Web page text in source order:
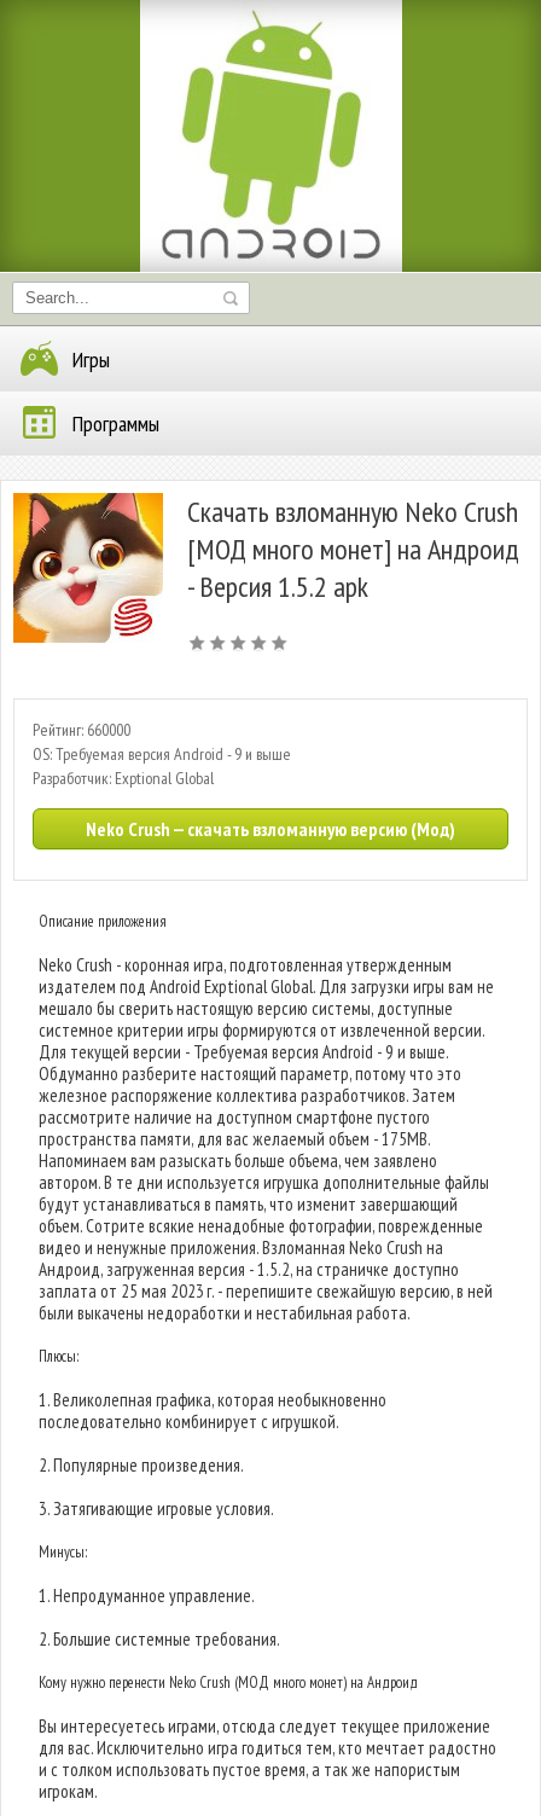
Игры
Программы
Скачать взломанную Neko Crush
[МОД много монет] на Андроид
- Версия 1.5.2 apk
Рейтинг: 660000
OS: Требуемая версия Android - 9 и выше
Разработчик: Exptional Global
Neko Crush — скачать взломанную версию (Мод)
Описание приложения
Neko Crush - коронная игра, подготовленная утвержденным
издателем под Android Exptional Global. Для загрузки игры вам не
мешало бы сверить настоящую версию системы, доступные
системное критерии игры формируются от извлеченной версии.
Для текущей версии - Требуемая версия Android - 9 и выше.
Обдуманно разберите настоящий параметр, потому что это
железное распоряжение коллектива разработчиков. Затем
рассмотрите наличие на доступном смартфоне пустого
пространства памяти, для вас желаемый объем - 175MB.
Напоминаем вам разыскать больше объема, чем заявлено
автором. В те дни используется игрушка дополнительные файлы
будут устанавливаться в память, что изменит завершающий
объем. Сотрите всякие ненадобные фотографии, поврежденные
видео и ненужные приложения. Взломанная Neko Crush на
Андроид, загруженная версия - 1.5.2, на страничке доступно
заплата от 25 мая 2023 г. - перепишите свежайшую версию, в ней
были выкачены недоработки и нестабильная работа.
Плюсы:
1. Великолепная графика, которая необыкновенно
последовательно комбинирует с игрушкой.
2. Популярные произведения.
3. Затягивающие игровые условия.
Минусы:
1. Непродуманное управление.
2. Большие системные требования.
Кому нужно перенести Neko Crush (МОД много монет) на Андроид
Вы интересуетесь играми, отсюда следует текущее приложение
для вас. Исключительно игра годиться тем, кто мечтает радостно
и с толком использовать пустое время, а так же напористым
игрокам.